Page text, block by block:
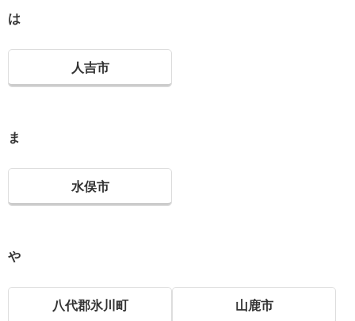
は
人吉市
ま
水俣市
や
八代郡氷川町 山鹿市